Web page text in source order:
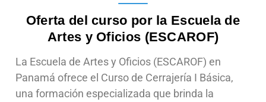
Oferta del curso por la Escuela de
Artes y Oficios (ESCAROF)
La Escuela de Artes y Oficios (ESCAROF) en
Panamá ofrece el Curso de Cerrajería I Básica,
una formación especializada que brinda la